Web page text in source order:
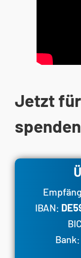
Jetzt
spenden
IBAN:
BIC
Bank: